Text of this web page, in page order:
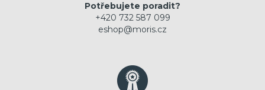
Potřebujete poradit?
+420 732 587 099
eshop@moris.cz